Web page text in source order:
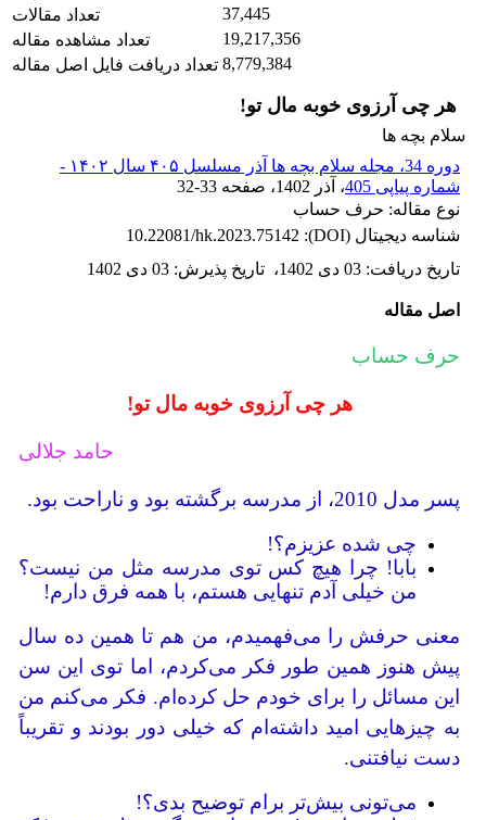
تعداد مقالات
37,445
تعداد مشاهده مقاله
19,217,356
تعداد دریافت فایل اصل مقاله 8,779,384
هر چی آرزوی خوبه مال تو!
سلام بچه ها
دوره 34، مجله سلام بچه ها آذر مسلسل ۴۰۵ سال ۱۴۰۲ -
شماره پیاپی 405
، آذر 1402 ، صفحه 32-33
نوع مقاله: حرف حساب
شناسه دیجیتال (DOI):
10.22081/hk.2023.75142
تاریخ دریافت: 03 دی 1402 ، تاریخ پذیرش: 03 دی 1402
اصل مقاله
حرف حساب
هر چی آرزوی خوبه مال تو!
حامد جلالی
پسر مدل 2010، از مدرسه برگشته بود و ناراحت بود.
چی شده عزیزم؟!
بابا! چرا هیچ کس توی مدرسه مثل من نیست؟
من خیلی آدم تنهایی هستم، با همه فرق دارم!
معنی حرفش را می‌فهمیدم، من هم تا همین ده سال
پیش هنوز همین طور فکر می‌کردم، اما توی این سن
این مسائل را برای خودم حل کرده‌ام. فکر می‌کنم من
به چیزهایی امید داشته‌ام که خیلی دور بودند و تقریباً
دست نیافتنی.
می‌تونی بیش‌تر برام توضیح بدی؟!